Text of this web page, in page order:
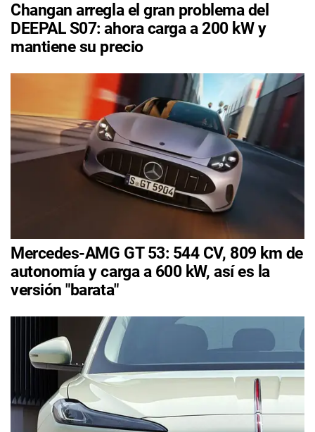
Changan arregla el gran problema del
DEEPAL S07: ahora carga a 200 kW y
mantiene su precio
Mercedes-AMG GT 53: 544 CV, 809 km de
autonomía y carga a 600 kW, así es la
versión "barata"